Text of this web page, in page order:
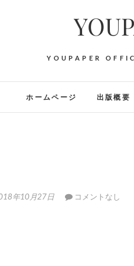
YOUPAPER
ホームページ 出版概要
年10月27日 コメントなし